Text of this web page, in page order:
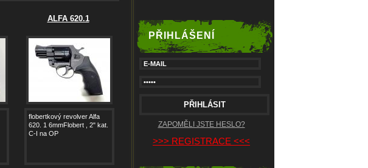
ALFA 620.1
flobertkový revolver Alfa
620. 1 6mmFlobert , 2" kat.
C-I na OP
PŘIHLÁŠENÍ
ZAPOMĚLI JSTE HESLO?
>>> REGISTRACE <<<